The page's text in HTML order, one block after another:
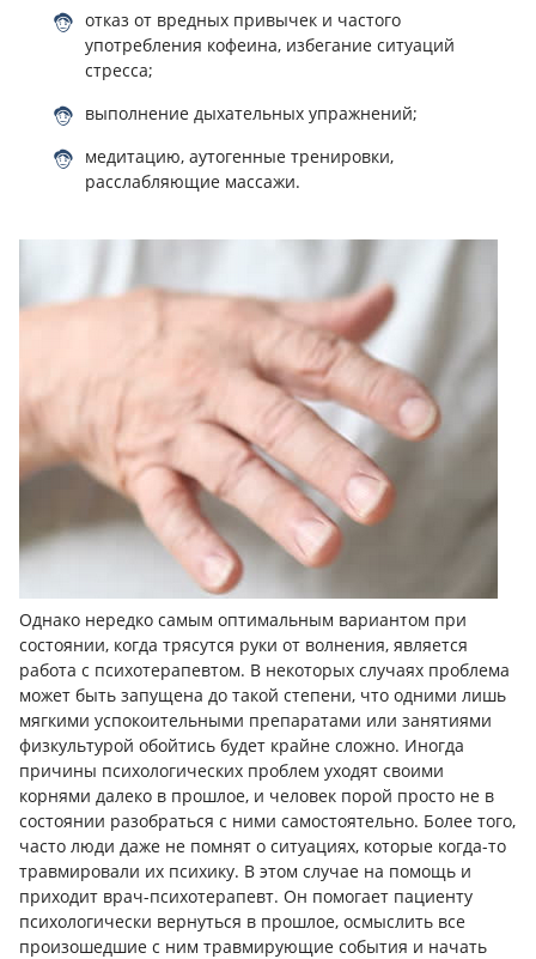
отказ от вредных привычек и частого
употребления кофеина, избегание ситуаций
стресса;
выполнение дыхательных упражнений;
медитацию, аутогенные тренировки,
расслабляющие массажи.
Однако нередко самым оптимальным вариантом при
состоянии, когда трясутся руки от волнения, является
работа с психотерапевтом. В некоторых случаях проблема
может быть запущена до такой степени, что одними лишь
мягкими успокоительными препаратами или занятиями
физкультурой обойтись будет крайне сложно. Иногда
причины психологических проблем уходят своими
корнями далеко в прошлое, и человек порой просто не в
состоянии разобраться с ними самостоятельно. Более того,
часто люди даже не помнят о ситуациях, которые когда-то
травмировали их психику. В этом случае на помощь и
приходит врач-психотерапевт. Он помогает пациенту
психологически вернуться в прошлое, осмыслить все
произошедшие с ним травмирующие события и начать